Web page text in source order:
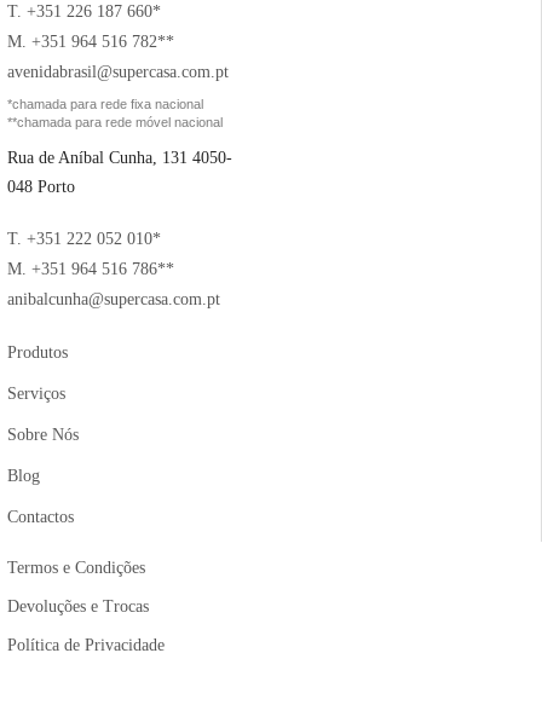
T. +351 226 187 660*
M. +351 964 516 782**
avenidabrasil@supercasa.com.pt
*chamada para rede fixa nacional
**chamada para rede móvel nacional
Rua de Aníbal Cunha, 131 4050-
048 Porto
T. +351 222 052 010*
M. +351 964 516 786**
anibalcunha@supercasa.com.pt
Produtos
Serviços
Sobre Nós
Blog
Contactos
Termos e Condições
Devoluções e Trocas
Política de Privacidade